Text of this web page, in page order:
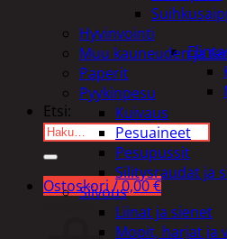
Etsi:
Ostoskori /0,00€
Ostoskori
Hyvinvointi
Muu kauneuden ja
Paperit
Pyykinpesu
Kuivaus
Pesuaineet
Pesupussit
Silitysraudat ja
Siivous
Liinat ja sienet
Mopit, harjat ja